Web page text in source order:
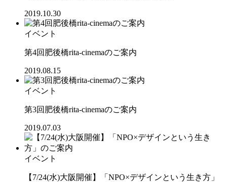
2019.10.30
イベント
第4回肥後橋rita-cinemaのご案内
2019.08.15
イベント
第3回肥後橋rita-cinemaのご案内
2019.07.03
イベント
【7/24(水)大阪開催】「NPO×デザインという生き方」